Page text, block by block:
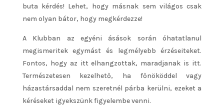
buta kérdés! Lehet, hogy másnak sem világos csak
nem olyan bátor, hogy megkérdezze!
A Klubban az egyéni ásások során óhatatlanul
megismeritek egymást és legmélyebb érzéseiteket.
Fontos, hogy az itt elhangzottak, maradjanak is itt.
Természetesen kezelhető, ha főnököddel vagy
házastársaddal nem szeretnél párba kerülni, ezeket a
kéréseket igyekszünk figyelembe venni.